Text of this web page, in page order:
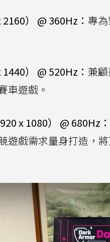
） @ 360Hz： 專
） @ 520Hz： 兼
車遊戲。
x 1080） @ 680Hz：
遊戲需求量身打造，